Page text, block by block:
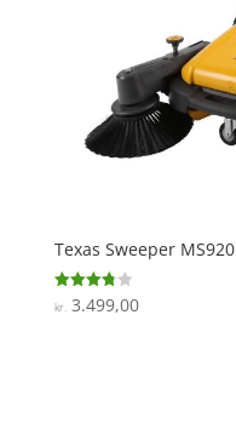
Texas Sweeper MS920
Vurderet
3.8
kr.3.499,00